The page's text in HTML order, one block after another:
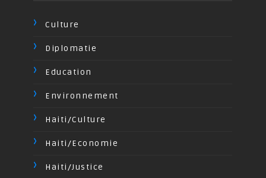
Culture
Diplomatie
Education
Environnement
Haiti/Culture
Haiti/Economie
Haiti/Justice